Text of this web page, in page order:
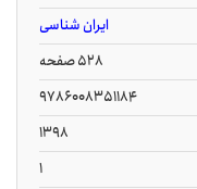
ایران شناسی
528 صفحه
9786008351184
1398
1